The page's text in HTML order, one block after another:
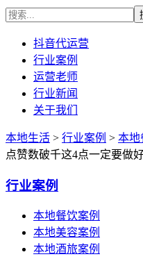
抖音代运营
行业案例
运营老师
行业新闻
关于我们
本地生活 > 行业案例 > 本地
点赞数破千这4点一定要做
行业案例
本地餐饮案例
本地美容案例
本地酒旅案例